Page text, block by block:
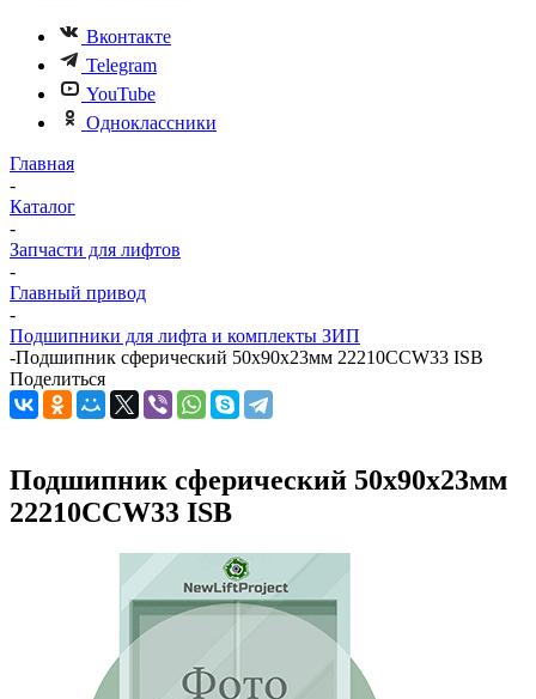
Вконтакте
Telegram
YouTube
Одноклассники
Главная
-
Каталог
-
Запчасти для лифтов
-
Главный привод
-
Подшипники для лифта и комплекты ЗИП
-Подшипник сферический 50х90х23мм 22210CCW33 ISB
Поделиться
Подшипник сферический 50х90х23мм
22210CCW33 ISB